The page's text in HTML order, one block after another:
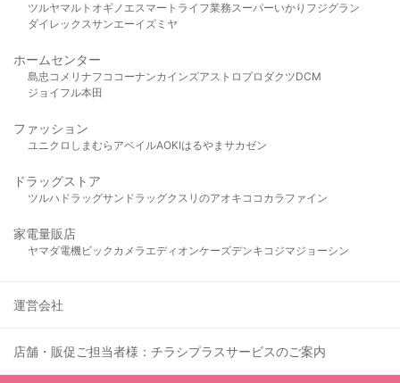
ツルヤマルト オギノ エスマート ライフ業務スーパーいかり フジグラン
ダイレックスサンエーイズミヤ
ホームセンター
島忠 コメリ ナフコ コーナンカインズアストロプロダクツDCM
ジョイフル本田
ファッション
ユニクロ しまむら アベイルAOKIはるやま サカゼン
ドラッグストア
ツルハドラッグサンドラッグクスリのアオキ ココカラファイン
家電量販店
ヤマダ電機ビックカメラ エディオンケーズデンキ コジマジョーシン
運営会社
店舗・販促ご担当者様：チラシプラスサービスのご案内